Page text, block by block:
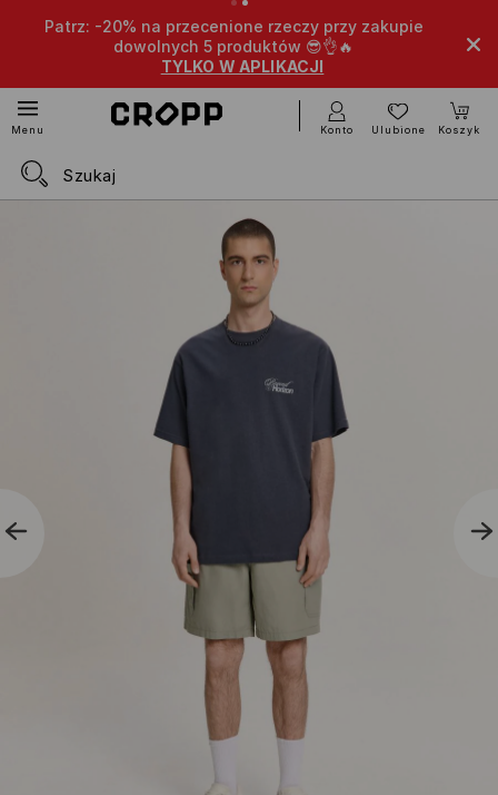
Patrz: -20% na przecenione rzeczy przy zakupie
dowolnych 5 produktów 😎👌🔥
TYLKO W APLIKACJI
Menu Konto Ulubione Koszyk